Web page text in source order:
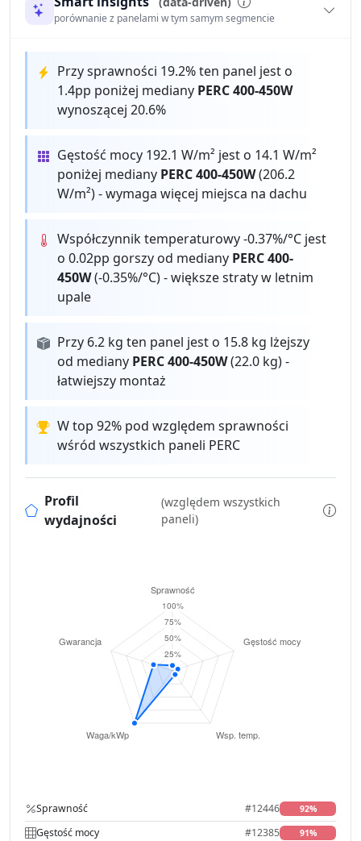
porównanie z panelami w tym samym segmencie
Przy sprawności 19.2% ten panel jest o
1.4pp poniżej mediany PERC 400-450W
wynoszącej 20.6%
Gęstość mocy 192.1 W/m² jest o 14.1 W/m²
poniżej mediany PERC 400-450W(206.2
W/m²) - wymaga więcej miejsca na dachu
Współczynnik temperaturowy -0.37%/°C jest
o 0.02pp gorszy od mediany PERC 400-
450W(-0.35%/°C) - większe straty w letnim
upale
Przy 6.2 kg ten panel jest o 15.8 kg lżejszy
od mediany PERC 400-450W(22.0 kg) -
łatwiejszy montaż
W top 92% pod względem sprawności
wśród wszystkich paneli PERC
Profil
wydajności
(względem wszystkich
paneli)
Sprawność #12446 92%
Gęstość mocy #12385 91%